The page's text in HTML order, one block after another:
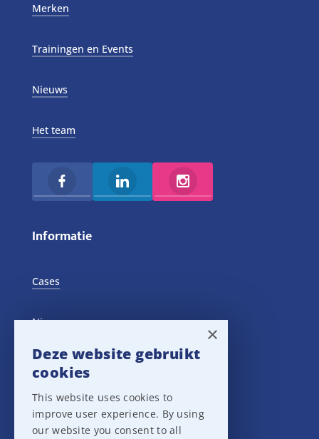
Merken
Trainingen en Events
Nieuws
Het team
Informatie
Cases
Nieuws
Training Events
Privacy verklaring
×
Deze website gebruikt
cookies
This website uses cookies to
improve user experience. By using
our website you consent to all